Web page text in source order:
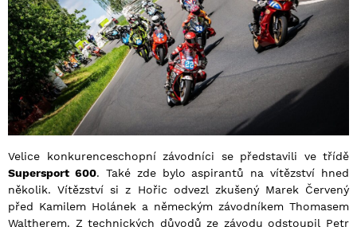
Velice konkurenceschopní závodníci se představili ve třídě
Supersport 600. Také zde bylo aspirantů na vítězství hned
několik. Vítězství si z Hořic odvezl zkušený Marek Červený
před Kamilem Holánek a německým závodníkem Thomasem
Waltherem. Z technických důvodů ze závodu odstoupil Petr